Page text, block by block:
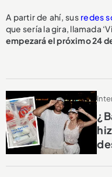
A partir de ahí, sus redes
que sería la gira, llamada
empezará el próximo 24